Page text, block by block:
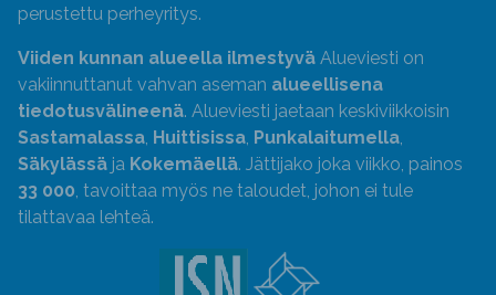
perustettu perheyritys.
Viiden kunnan alueella ilmestyvä Alueviesti on
vakiinnuttanut vahvan aseman alueellisena
tiedotusvälineenä. Alueviesti jaetaan keskiviikkoisin
Sastamalassa, Huittisissa, Punkalaitumella,
Säkylässä ja Kokemäellä. Jättijako joka viikko, painos
33 000, tavoittaa myös ne taloudet, johon ei tule
tilattavaa lehteä.